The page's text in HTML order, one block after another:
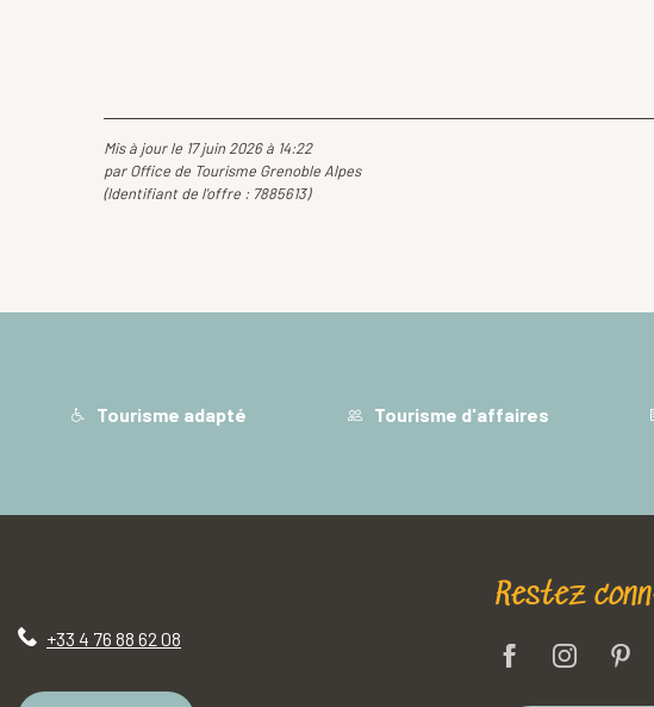
Mis à jour le 17 juin 2026 à 14:22
par Office de Tourisme Grenoble Alpes
(Identifiant de l'offre : 7885613)
Tourisme adapté Tourisme d'affaires
+33 4 76 88 62 08
Restez